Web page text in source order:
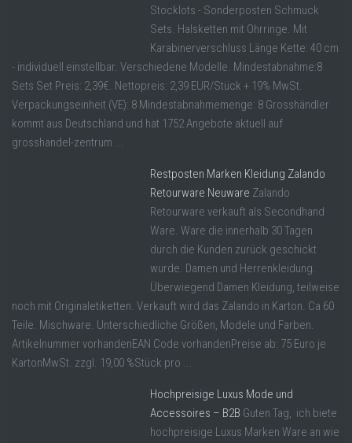
Stocklots - Sonderposten Schmuck
Sets. Halsketten mit Ohrringe. Mit
Karabinerverschluss Länge Kette: 40 cm
- individuell einstellbar. Verschiedene Modelle. Mindestabnahme:8
Sets Set Preis: 2,39€. Nettopreis: 2,39 EUR/Stück + 19% MwSt.
Verpackungseinheit (VE): 8 Mindestabnahmemenge: 8 Grosshändler
kommt aus Deutschland und hat 1752 Angebote aktuell auf
grosshandel-zentrum ...
Restposten Marken Kleidung Zalando
Retourware Neuware Zalando
Retourware verkauft als Secondhand
Ware. Ware die innerhalb 30 Tagen
durch die Kunden zurück geschickt
wurde. Damen und Herrenkleidung.
Überwiegend Damen Kleidung, teilweise
noch mit Originaletiketten. Verkauft wird das Zalando in Karton. Ca 60
Teile. Mischware. Unterschiedliche Größen, Modele und Farben.
Artikelnummer vorhandenEAN Code vorhandenPreise ab: 75 Euro je
KartonMwSt. zzgl. 19,00 %Stück pro ...
Hochpreisige Luxus Mode und
Accessoires – B2B Guten Tag, ich biete
hochpreisige Luxus Marken Ware an wie